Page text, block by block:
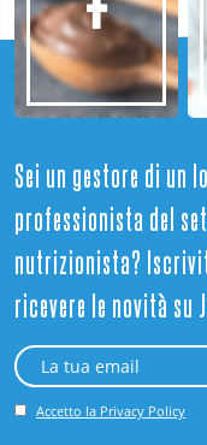
Sei un gestore di un
professionista del
nutrizionista?
ricevere le novità su
Accetto la Privacy Policy